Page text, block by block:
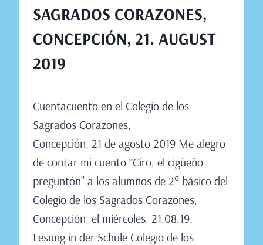
SAGRADOS CORAZONES,
CONCEPCIÓN, 21. AUGUST
2019
Claudia
Engeler
Cuentacuento en el Colegio de los
Sagrados Corazones,
Concepción, 21 de agosto 2019 Me alegro
de contar mi cuento “Ciro, el cigüeño
preguntón” a los alumnos de 2° básico del
Colegio de los Sagrados Corazones,
Concepción, el miércoles, 21.08.19.
Lesung in der Schule Colegio de los